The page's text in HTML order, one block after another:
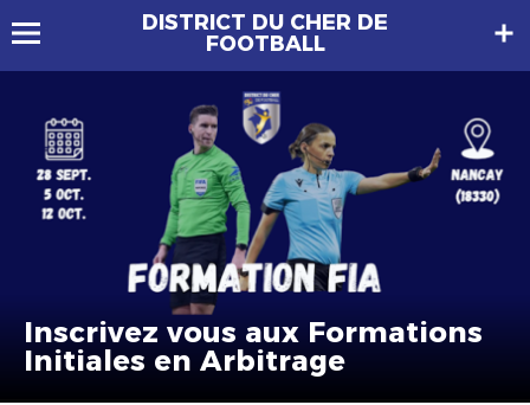
DISTRICT DU CHER DE
FOOTBALL
Inscrivez vous aux Formations
Initiales en Arbitrage